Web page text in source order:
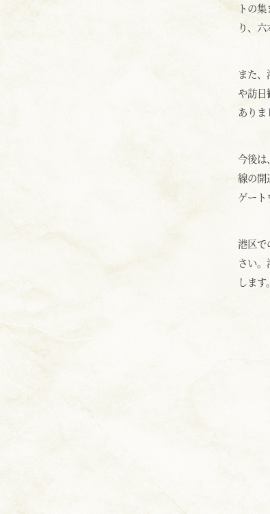
トの
り、
また
や訪日
ありま
今後は
線の開
ゲート
港区で
さい
しま